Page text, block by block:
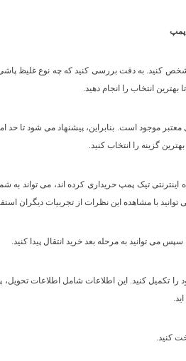
پمپ
مشخص کنید. به دقت بررسی کنید که چه نوع غلیظ
انتخاب را انجام دهید.
موجود است. بنابراین، پیشنهاد می‌ شود تا حد
گزینه را انتخاب کنید.
تیک پمپ حریداری کرده اند، می‌ تواند
با مشاهده این نظرات از تجربیات دیگران
می‌ توانید به مرحله بعد خرید انتقال پیدا کنید.
را تکمیل کنید. این اطلاعات شامل اطلاعات
کنید.